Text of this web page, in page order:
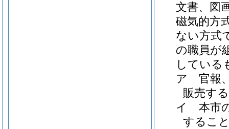
文書、図
磁気的方
ない方式
の職員が
している
ア
官報
販売す
イ
本市
するこ